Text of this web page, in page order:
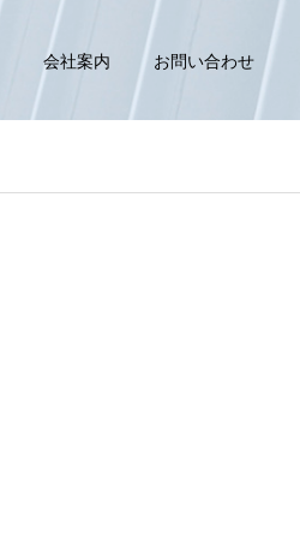
会社案内 お問い合わせ